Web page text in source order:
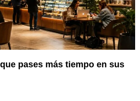
pases más tiempo en sus